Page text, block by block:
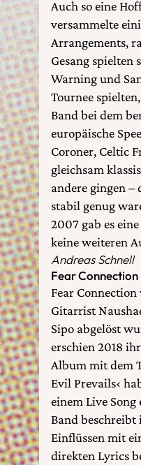
Auch so eine
versammelte
Arrangements,
Gesang spielten
Warning und
Tournee
Band bei dem
europäische
Coroner, Celtic
gleichsam
andere gingen –
stabil genug
2007 gab es
keine weiteren
Andreas Schnell
Fear Connection
Fear
Gitarrist
Sipo abgelöst
erschien 2018
Album mit dem
Evil Prevails‹
einem Live
Band
Einflüssen mit
direkten Lyrics